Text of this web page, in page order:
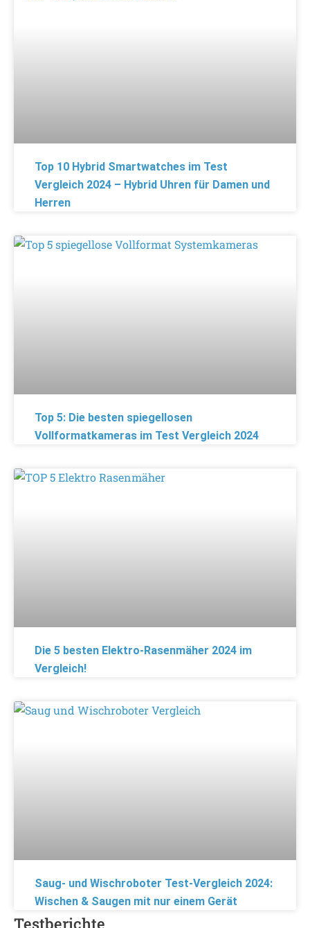
Top 10 Hybrid Smartwatches im Test
Vergleich 2024 – Hybrid Uhren für Damen und
Herren
Top 5: Die besten spiegellosen
Vollformatkameras im Test Vergleich 2024
Die 5 besten Elektro-Rasenmäher 2024 im
Vergleich!
Saug- und Wischroboter Test-Vergleich 2024:
Wischen & Saugen mit nur einem Gerät
Testberichte